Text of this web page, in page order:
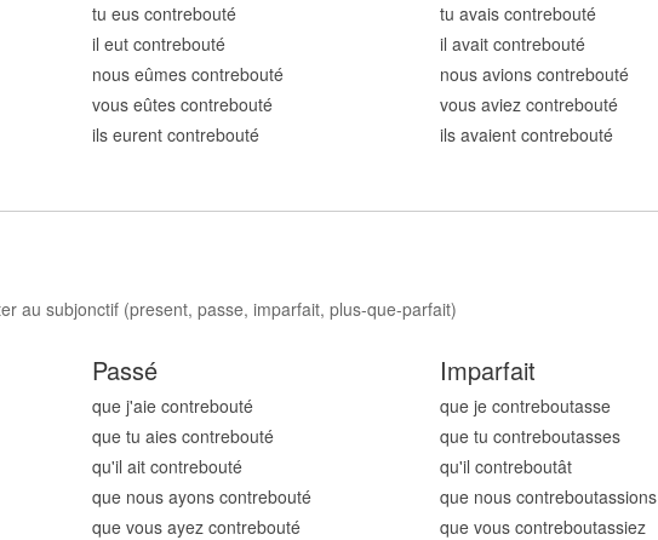
tu eus contrebouté
il eut contrebouté
nous eûmes contrebouté
vous eûtes contrebouté
ils eurent contrebouté
tu avais contrebouté
il avait contrebouté
nous avions contrebouté
vous aviez contrebouté
ils avaient contrebouté
au subjonctif (present, passe, imparfait, plus-que-parfait)
Passé
que j'aie contrebouté
que tu aies contrebouté
qu'il ait contrebouté
que nous ayons contrebouté
que vous ayez contrebouté
Imparfait
que je contreboutasse
que tu contreboutasses
qu'il contreboutât
que nous contreboutassions
que vous contreboutassiez